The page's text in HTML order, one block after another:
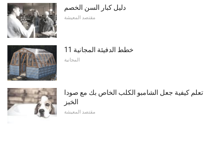
دليل كبار السن الخصم
مقتصد المعيشة
11 خطط الدفيئة المجانية
المجانية
تعلم كيفية جعل الشامبو الكلب الخاص بك مع صودا
الخبز
مقتصد المعيشة